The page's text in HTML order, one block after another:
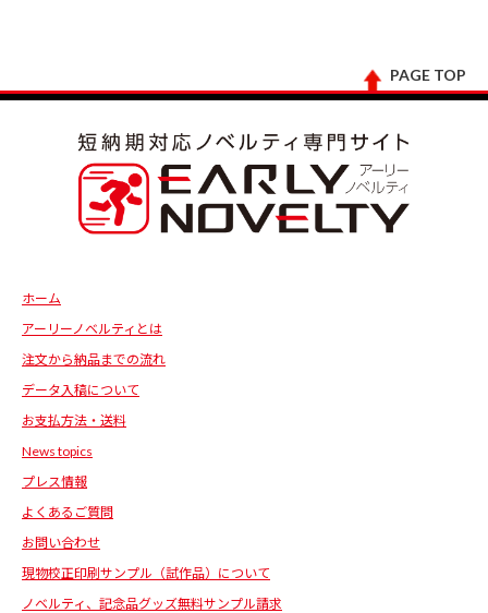
PAGE TOP
ホーム
アーリーノベルティとは
注文から納品までの流れ
データ入稿について
お支払方法・送料
News topics
プレス情報
よくあるご質問
お問い合わせ
現物校正印刷サンプル（試作品）について
ノベルティ、記念品グッズ無料サンプル請求